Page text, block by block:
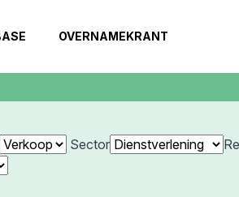
OVERNAMEKRANT
Sector